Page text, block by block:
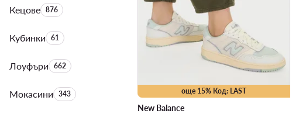
КецовеБрой на продуктите:
876
КубинкиБрой на продуктите:
61
ЛоуфъриБрой на продуктите:
662
МокасиниБрой на продуктите:
343 още 15% Код: LAST
New Balance